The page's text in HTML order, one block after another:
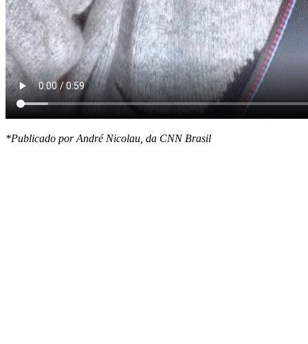
*Publicado por André Nicolau, da CNN Brasil